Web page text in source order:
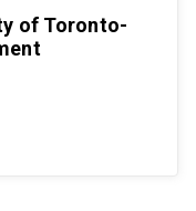
of Toronto-